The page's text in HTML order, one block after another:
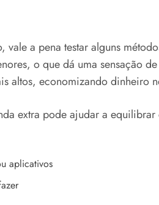
vale a pena testar alguns
o que dá uma sensação
altos, economizando dinheiro
extra pode ajudar a
aplicativos